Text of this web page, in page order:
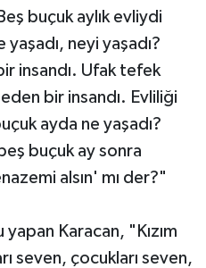
buçuk aylık evliydi
yaşadı, neyi yaşadı?
insandı. Ufak tefek
bir insandı. Evliliği
ayda ne yaşadı?
buçuk ay sonra
alsın' mı der?"
yapan Karacan, "Kızım
seven, çocukları seven,